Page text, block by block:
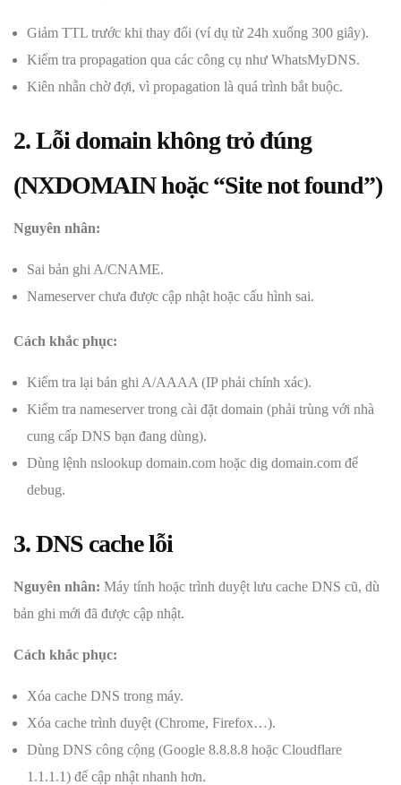
Giảm TTL trước khi thay đổi (ví dụ từ 24h xuống 300 giây).
Kiểm tra propagation qua các công cụ như WhatsMyDNS.
Kiên nhẫn chờ đợi, vì propagation là quá trình bắt buộc.
2. Lỗi domain không trỏ đúng
(NXDOMAIN hoặc “Site not found”)
Nguyên nhân:
Sai bản ghi A/CNAME.
Nameserver chưa được cập nhật hoặc cấu hình sai.
Cách khắc phục:
Kiểm tra lại bản ghi A/AAAA (IP phải chính xác).
Kiểm tra nameserver trong cài đặt domain (phải trùng với nhà
cung cấp DNS bạn đang dùng).
Dùng lệnh nslookup domain.com hoặc dig domain.com để
debug.
3. DNS cache lỗi
Nguyên nhân: Máy tính hoặc trình duyệt lưu cache DNS cũ, dù
bản ghi mới đã được cập nhật.
Cách khắc phục:
Xóa cache DNS trong máy.
Xóa cache trình duyệt (Chrome, Firefox…).
Dùng DNS công cộng (Google 8.8.8.8 hoặc Cloudflare
1.1.1.1) để cập nhật nhanh hơn.